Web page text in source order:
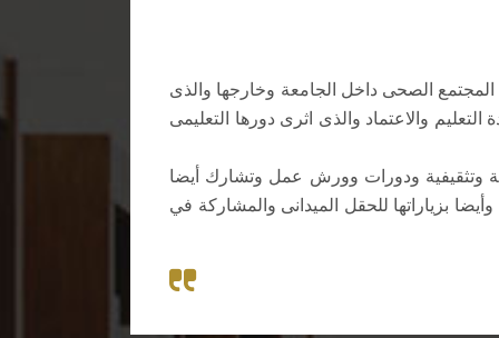
المجتمع الصحى داخل الجامعة وخارجها والذى
والاعتماد والذى اثرى دورها التعليمى
وتثقيفية ودورات وورش عمل وتشارك أيضا
بزياراتها للحقل الميدانى والمشاركة في